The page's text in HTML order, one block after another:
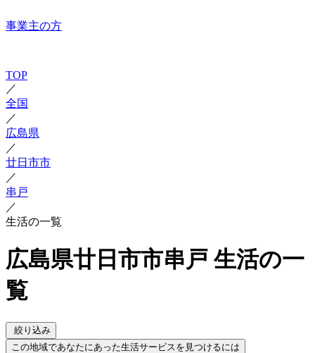
事業主の方
TOP
／
全国
／
広島県
／
廿日市市
／
串戸
／
生活の一覧
広島県廿日市市串戸 生活の一
覧
絞り込み
この地域であなたにあった生活サービスを見つけるには